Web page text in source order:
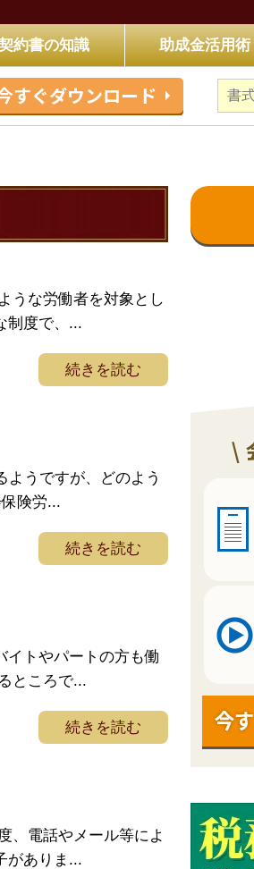
約書の知識 助成金活用術
すぐダウンロード
うな労働者を対象とし
制度で、...
続きを読む
ようですが、どのよう
険労...
続きを読む
イトやパートの方も働
ところで...
続きを読む
、電話やメール等によ
がありま...